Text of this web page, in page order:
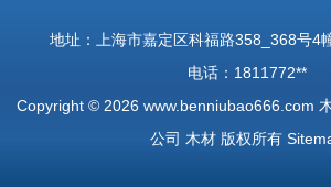
地址：上海市嘉定区科福路358_368号4
电话：1811772**
Copyright © 2026 www.benniubao666.com
公司 木材 版权所有